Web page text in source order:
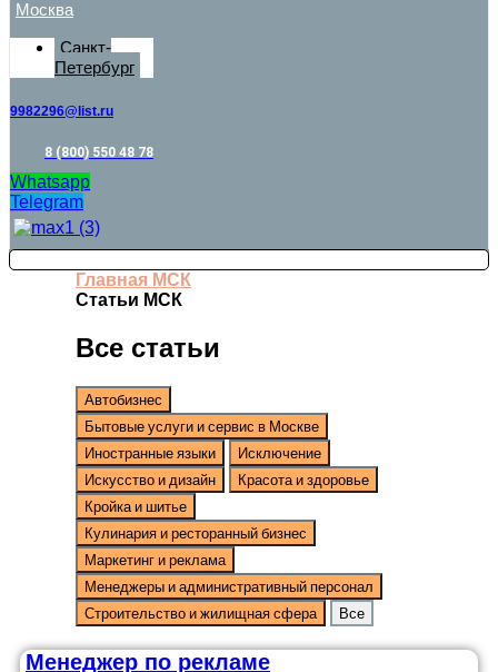
Москва
Санкт-
Петербург
9982296@list.ru
8 (800) 550 48 78
Whatsapp
Telegram
Главная МСК
Статьи МСК
Все статьи
Автобизнес
Бытовые услуги и сервис в Москве
Иностранные языки
Исключение
Искусство и дизайн
Красота и здоровье
Кройка и шитье
Кулинария и ресторанный бизнес
Маркетинг и реклама
Менеджеры и административный персонал
Строительство и жилищная сфера
Все
Менеджер по рекламе